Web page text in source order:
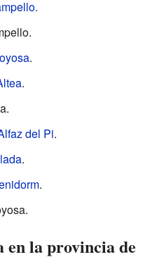
.
.
.
del Pi.
.
.
la provincia de